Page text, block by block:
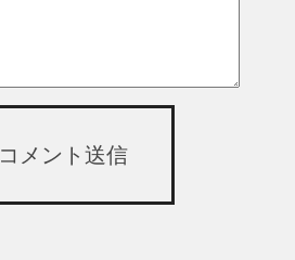
コメント送信